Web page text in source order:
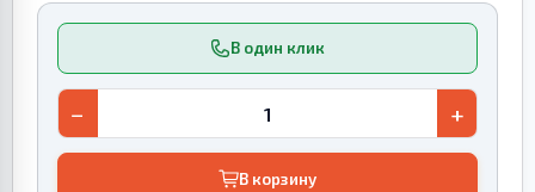
В один клик
− +
В корзину